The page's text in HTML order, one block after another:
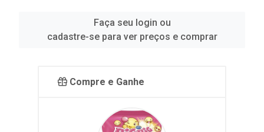
Faça seu login ou
cadastre-se para ver preços e comprar
Compre e Ganhe